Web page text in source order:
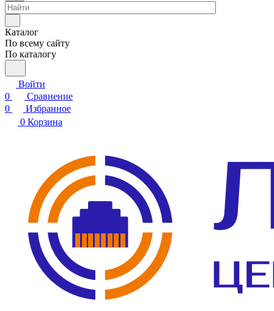
Каталог
По всему сайту
По каталогу
Войти
0
Сравнение
0
Избранное
0 Корзина